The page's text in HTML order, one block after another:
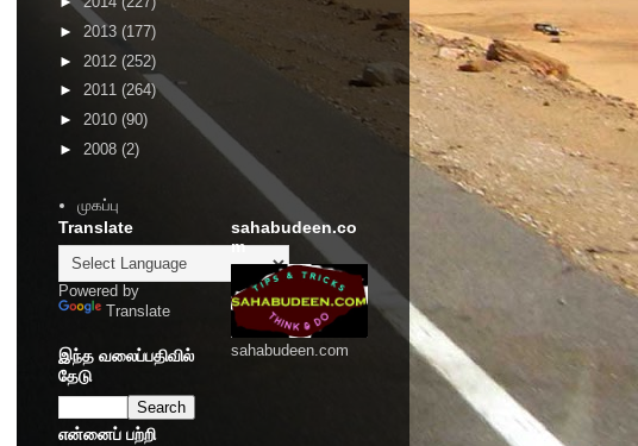
► 2013 (177)
► 2012 (252)
► 2011 (264)
► 2010 (90)
► 2008 (2)
முகப்பு
Translate
Powered by
Translate
இந்த வலைப்பதிவில்
தேடு
sahabudeen.co
m
sahabudeen.com
என்னைப் பற்றி